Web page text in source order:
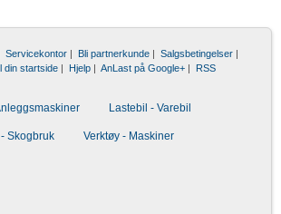
Servicekontor | Bli partnerkunde | Salgsbetingelser |
din startside | Hjelp | AnLast på Google+ | RSS
Lastebil - Varebil
Skogbruk Verktøy - Maskiner